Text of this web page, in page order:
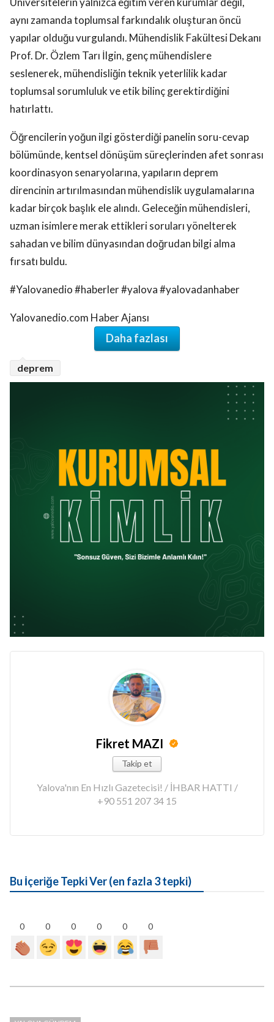
aynı zamanda toplumsal farkındalık oluşturan öncü
yapılar olduğu vurgulandı. Mühendislik Fakültesi Dekanı
Prof. Dr. Özlem Tarı İlgin, genç mühendislere
seslenerek, mühendisliğin teknik yeterlilik kadar
toplumsal sorumluluk ve etik bilinç gerektirdiğini
hatırlattı.
bölümünde, kentsel dönüşüm süreçlerinden afet sonrası
koordinasyon senaryolarına, yapıların deprem
direncinin artırılmasından mühendislik uygulamalarına
kadar birçok başlık ele alındı. Geleceğin mühendisleri,
uzman isimlere merak ettikleri soruları yönelterek
sahadan ve bilim dünyasından doğrudan bilgi alma
fırsatı buldu.
Daha fazlası
deprem
Takip et
+90 551 207 34 15